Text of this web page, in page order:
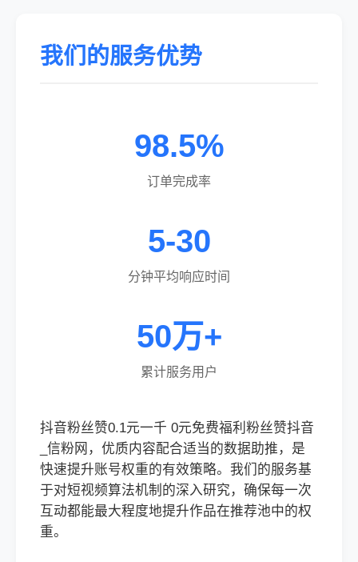
我们的服务优势
98.5%
订单完成率
5-30
分钟平均响应时间
50万+
累计服务用户
抖音粉丝赞0.1元一千 0元免费福利粉丝赞抖音
_信粉网，优质内容配合适当的数据助推，是
快速提升账号权重的有效策略。我们的服务基
于对短视频算法机制的深入研究，确保每一次
互动都能最大程度地提升作品在推荐池中的权
重。